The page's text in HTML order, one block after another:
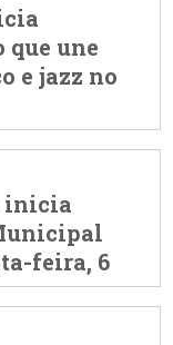
que une
e jazz no
inicia
feira, 6